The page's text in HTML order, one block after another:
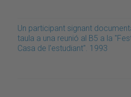
Un participant signant
taula a una reunió al B5 a la
Casa de l'estudiant". 1993